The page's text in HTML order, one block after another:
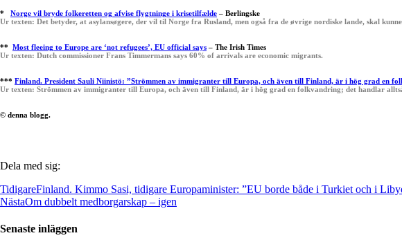
* Norge vil bryde folkeretten og afvise flygtninge i krisetilfælde – Berlingske
Ur texten: Det betyder, at asylansøgere, der vil til Norge fra Rusland, men også fra de øvrige nordiske lande, skal
** Most fleeing to Europe are ‘not refugees’, EU official says – The Irish Times
Ur texten: Dutch commissioner Frans Timmermans says 60% of arrivals are economic migrants.
*** Finland. President Sauli Niinistö: ”Strömmen av immigranter till Europa, och även till Finland, är i hög grad en
Ur texten: Strömmen av immigranter till Europa, och även till Finland, är i hög grad en folkvandring; det handlar
© denna blogg.
Dela med sig:
TidigareFinland. Kimmo Sasi, tidigare Europaminister: ”EU borde både i Turkiet och i
NästaOm dubbelt medborgarskap – igen
Senaste inläggen